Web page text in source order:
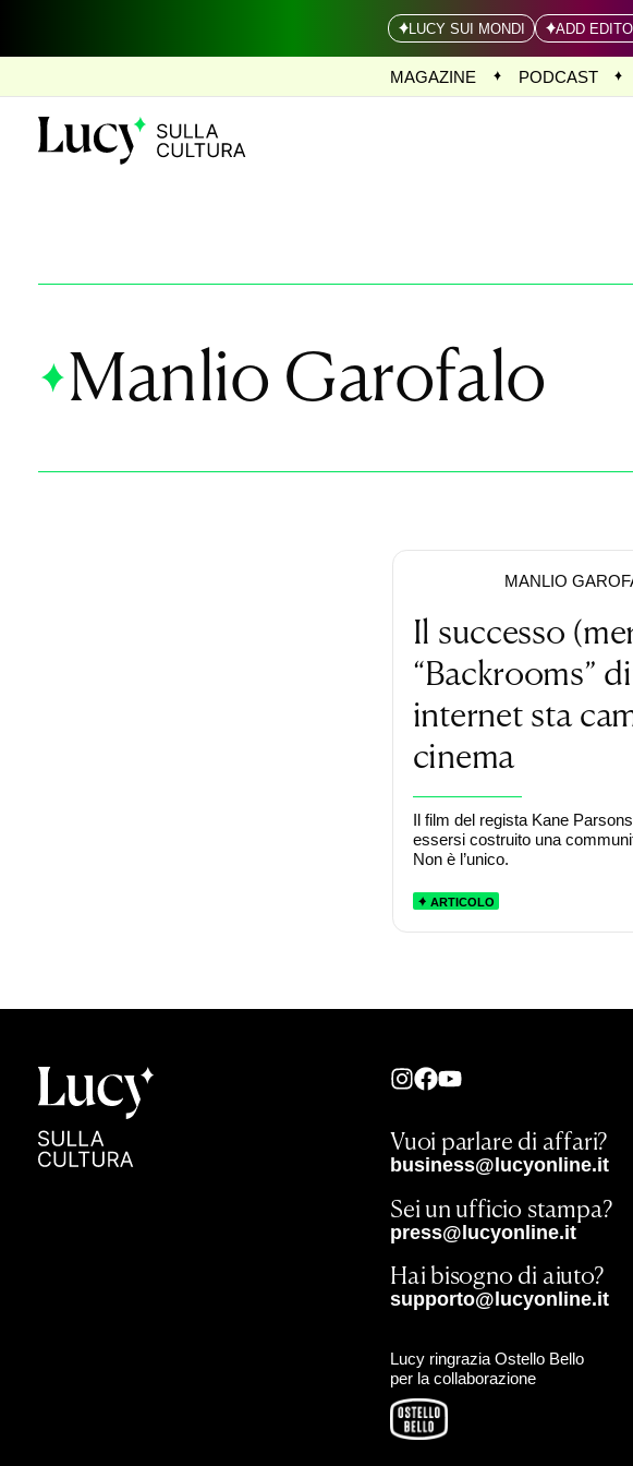
LUCY SUI MONDI ADD
MAGAZINE PODCAST
Manlio Garofalo
MANLIO
Il successo
“Backrooms”
internet sta
cinema
Il film del regista Kane
essersi costruito una
Non è l’unico.
ARTICOLO
Vuoi parlare di affari?
business@lucyonline.it
Sei un ufficio stampa?
press@lucyonline.it
Hai bisogno di aiuto?
supporto@lucyonline.it
Lucy ringrazia Ostello Bello
per la collaborazione